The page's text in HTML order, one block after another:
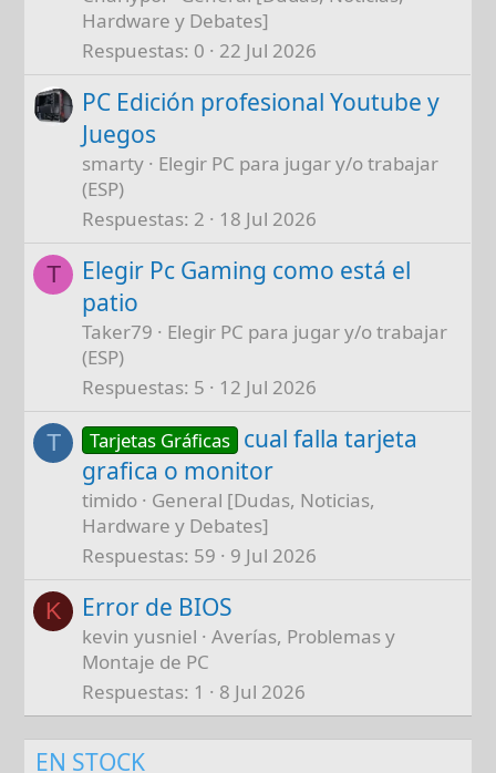
Hardware y Debates]
Respuestas 0 22 Jul 2026
PC Edición profesional Youtube y
Juegos
smarty
Elegir PC para jugar y/o trabajar
(ESP)
Respuestas 2 18 Jul 2026
T
Elegir Pc Gaming como está el
patio
Taker79
Elegir PC para jugar y/o trabajar
(ESP)
Respuestas 5 12 Jul 2026
T Tarjetas Gráficas cual falla tarjeta
grafica o monitor
timido
General [Dudas, Noticias,
Hardware y Debates]
Respuestas 59 9 Jul 2026
K Error de BIOS
kevin yusniel
Averías, Problemas y
Montaje de PC
Respuestas 1 8 Jul 2026
EN STOCK